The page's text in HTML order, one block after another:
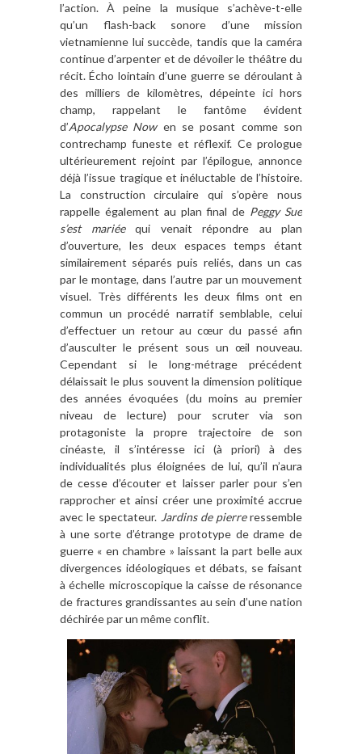
l’action. À peine la musique s’achève-t-elle
qu’un flash-back sonore d’une mission
vietnamienne lui succède, tandis que la caméra
continue d’arpenter et de dévoiler le théâtre du
récit. Écho lointain d’une guerre se déroulant à
des milliers de kilomètres, dépeinte ici hors
champ, rappelant le fantôme évident
d’Apocalypse Nowen se posant comme son
contrechamp funeste et réflexif. Ce prologue
ultérieurement rejoint par l’épilogue, annonce
déjà l’issue tragique et inéluctable de l’histoire.
La construction circulaire qui s’opère nous
rappelle également au plan final de Peggy Sue
s’est mariéequi venait répondre au plan
d’ouverture, les deux espaces temps étant
similairement séparés puis reliés, dans un cas
par le montage, dans l’autre par un mouvement
visuel. Très différents les deux films ont en
commun un procédé narratif semblable, celui
d’effectuer un retour au cœur du passé afin
d’ausculter le présent sous un œil nouveau.
Cependant si le long-métrage précédent
délaissait le plus souvent la dimension politique
des années évoquées (du moins au premier
niveau de lecture) pour scruter via son
protagoniste la propre trajectoire de son
cinéaste, il s’intéresse ici (à priori) à des
individualités plus éloignées de lui, qu’il n’aura
de cesse d’écouter et laisser parler pour s’en
rapprocher et ainsi créer une proximité accrue
avec le spectateur. Jardins de pierreressemble
à une sorte d’étrange prototype de drame de
guerre « en chambre » laissant la part belle aux
divergences idéologiques et débats, se faisant
à échelle microscopique la caisse de résonance
de fractures grandissantes au sein d’une nation
déchirée par un même conflit.